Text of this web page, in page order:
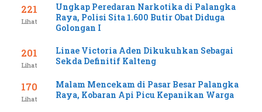
221
Lihat
Ungkap Peredaran Narkotika di Palangka
Raya, Polisi Sita 1.600 Butir Obat Diduga
Golongan I
201
Lihat
Linae Victoria Aden Dikukuhkan Sebagai
Sekda Definitif Kalteng
170
Lihat
Malam Mencekam di Pasar Besar Palangka
Raya, Kobaran Api Picu Kepanikan Warga